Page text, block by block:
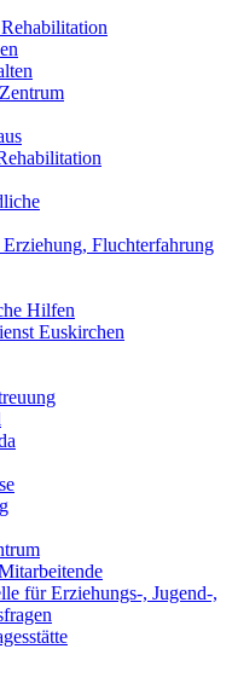
Fluchterfahrung
Hilfen
Euskirchen
für Erziehungs-, Jugend-,